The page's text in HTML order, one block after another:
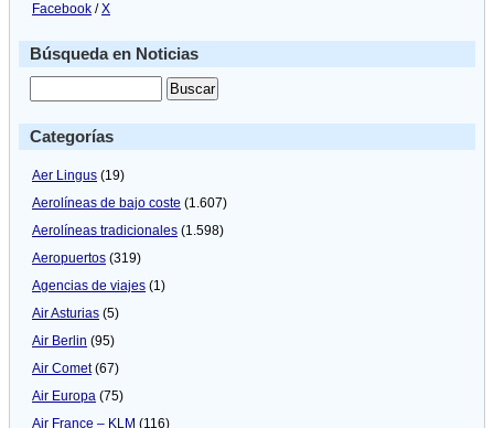
Facebook /X
Búsqueda en Noticias
Categorías
Aer Lingus (19)
Aerolíneas de bajo coste (1.607)
Aerolíneas tradicionales (1.598)
Aeropuertos (319)
Agencias de viajes (1)
Air Asturias (5)
Air Berlin (95)
Air Comet(67)
Air Europa (75)
Air France – KLM (116)